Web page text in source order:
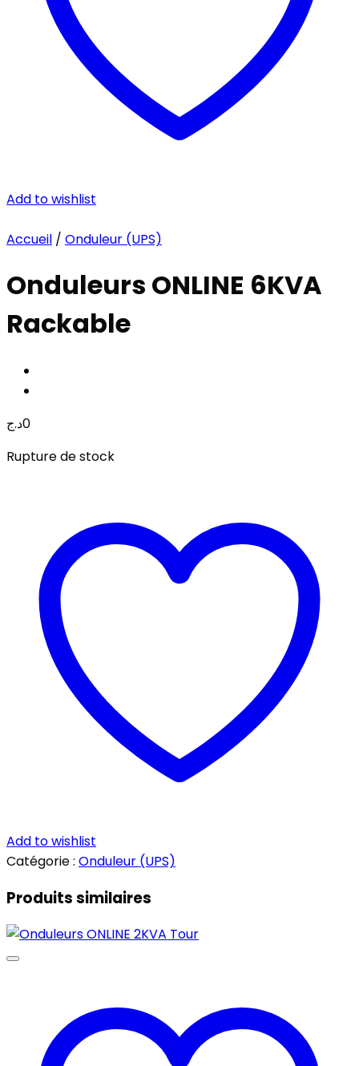
Add to wishlist
Accueil / Onduleur (UPS)
Onduleurs ONLINE 6KVA
Rackable
0د.ج
Rupture de stock
Add to wishlist
Catégorie : Onduleur (UPS)
Produits similaires